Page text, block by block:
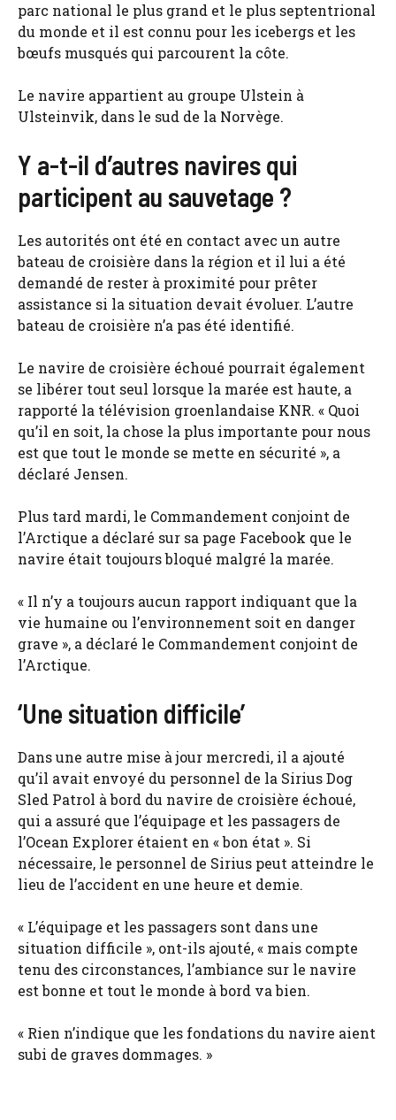
parc national le plus grand et le plus septentrional
du monde et il est connu pour les icebergs et les
bœufs musqués qui parcourent la côte.
Le navire appartient au groupe Ulstein à
Ulsteinvik, dans le sud de la Norvège.
Y a-t-il d’autres navires qui
participent au sauvetage ?
Les autorités ont été en contact avec un autre
bateau de croisière dans la région et il lui a été
demandé de rester à proximité pour prêter
assistance si la situation devait évoluer. L’autre
bateau de croisière n’a pas été identifié.
Le navire de croisière échoué pourrait également
se libérer tout seul lorsque la marée est haute, a
rapporté la télévision groenlandaise KNR. « Quoi
qu’il en soit, la chose la plus importante pour nous
est que tout le monde se mette en sécurité », a
déclaré Jensen.
Plus tard mardi, le Commandement conjoint de
l’Arctique a déclaré sur sa page Facebook que le
navire était toujours bloqué malgré la marée.
« Il n’y a toujours aucun rapport indiquant que la
vie humaine ou l’environnement soit en danger
grave », a déclaré le Commandement conjoint de
l’Arctique.
‘Une situation difficile’
Dans une autre mise à jour mercredi, il a ajouté
qu’il avait envoyé du personnel de la Sirius Dog
Sled Patrol à bord du navire de croisière échoué,
qui a assuré que l’équipage et les passagers de
l’Ocean Explorer étaient en « bon état ». Si
nécessaire, le personnel de Sirius peut atteindre le
lieu de l’accident en une heure et demie.
« L’équipage et les passagers sont dans une
situation difficile », ont-ils ajouté, « mais compte
tenu des circonstances, l’ambiance sur le navire
est bonne et tout le monde à bord va bien.
« Rien n’indique que les fondations du navire aient
subi de graves dommages. »